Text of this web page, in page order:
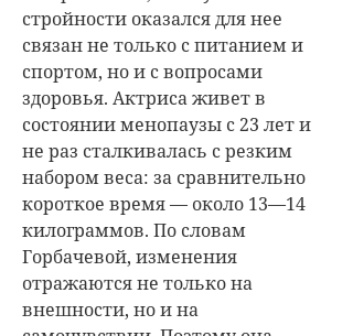
стройности оказался для нее
связан не только с питанием и
спортом, но и с вопросами
здоровья. Актриса живет в
состоянии менопаузы с 23 лет и
не раз сталкивалась с резким
набором веса: за сравнительно
короткое время — около 13—14
килограммов. По словам
Горбачевой, изменения
отражаются не только на
внешности, но и на